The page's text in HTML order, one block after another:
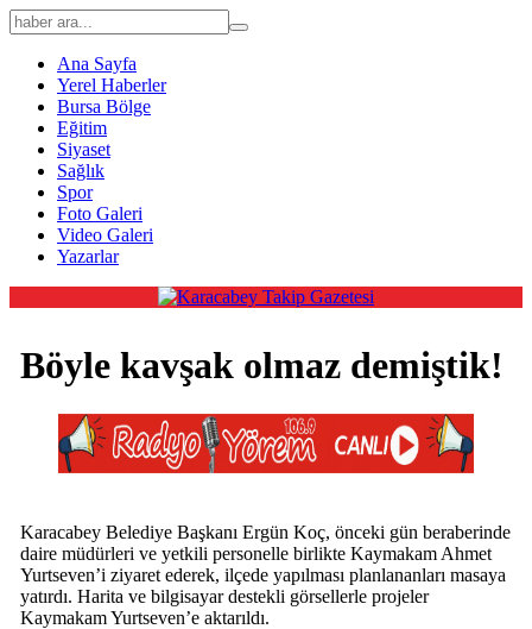
Ana Sayfa
Yerel Haberler
Bursa Bölge
Eğitim
Siyaset
Sağlık
Spor
Foto Galeri
Video Galeri
Yazarlar
Böyle kavşak olmaz demiştik!
Karacabey Belediye Başkanı Ergün Koç, önceki gün beraberinde
daire müdürleri ve yetkili personelle birlikte Kaymakam Ahmet
Yurtseven’i ziyaret ederek, ilçede yapılması planlananları masaya
yatırdı. Harita ve bilgisayar destekli görsellerle projeler
Kaymakam Yurtseven’e aktarıldı.